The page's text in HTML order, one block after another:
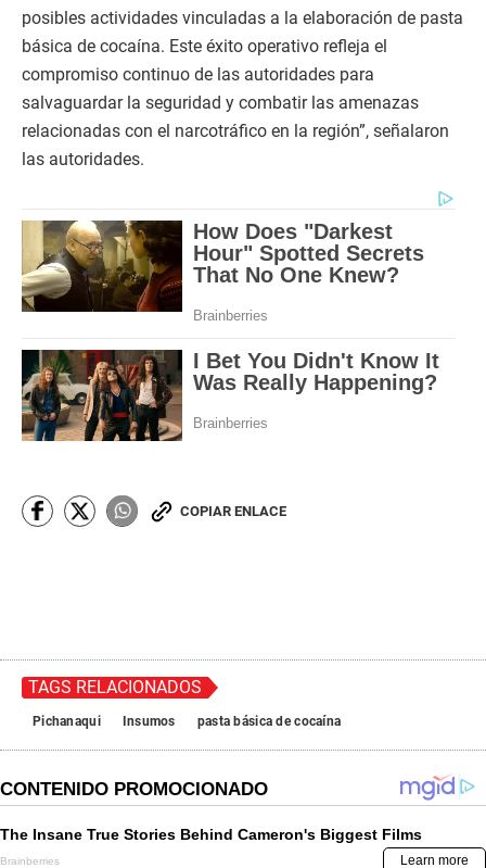
posibles actividades vinculadas a la elaboración de pasta
básica de cocaína. Este éxito operativo refleja el
compromiso continuo de las autoridades para
salvaguardar la seguridad y combatir las amenazas
relacionadas con el narcotráfico en la región”, señalaron
las autoridades.
COPIAR ENLACE
TAGS RELACIONADOS
Pichanaqui Insumos pasta básica de cocaína